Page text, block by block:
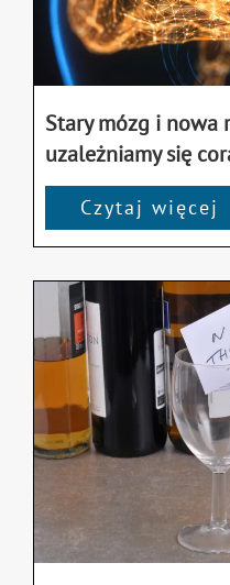
Stary mózg i nowa
uzależniamy się
Czytaj więcej